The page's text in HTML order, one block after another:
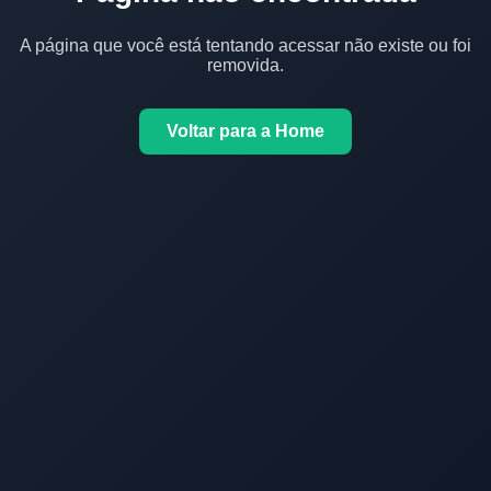
A página que você está tentando acessar não existe ou foi
removida.
Voltar para a Home